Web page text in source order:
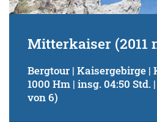
Mitterkaiser (2011
Bergtour | Kaisergebirge |
1000 Hm | insg. 04:50
von 6)